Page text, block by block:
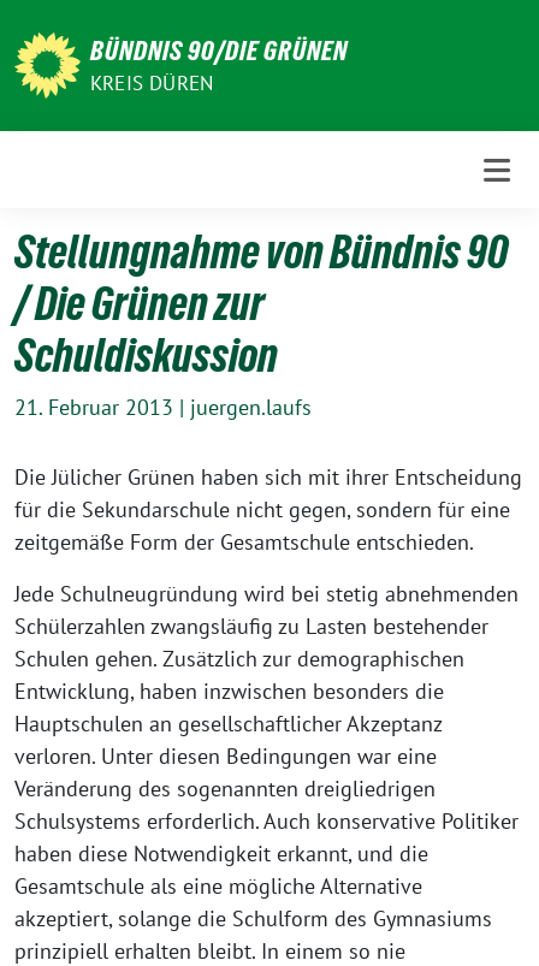
zum
Inhalt
BÜNDNIS 90/DIE GRÜNEN
KREIS DÜREN
Stellungnahme von Bündnis 90
/ Die Grünen zur
Schuldiskussion
21. Februar 2013 | juergen.laufs
Die Jülicher Grünen haben sich mit ihrer Entscheidung
für die Sekundarschule nicht gegen, sondern für eine
zeitgemäße Form der Gesamtschule entschieden.
Jede Schulneugründung wird bei stetig abnehmenden
Schülerzahlen zwangsläufig zu Lasten bestehender
Schulen gehen. Zusätzlich zur demographischen
Entwicklung, haben inzwischen besonders die
Hauptschulen an gesellschaftlicher Akzeptanz
verloren. Unter diesen Bedingungen war eine
Veränderung des sogenannten dreigliedrigen
Schulsystems erforderlich. Auch konservative Politiker
haben diese Notwendigkeit erkannt, und die
Gesamtschule als eine mögliche Alternative
akzeptiert, solange die Schulform des Gymnasiums
prinzipiell erhalten bleibt. In einem so nie